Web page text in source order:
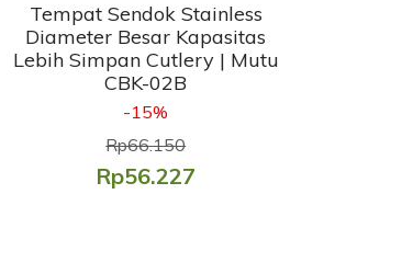
Tempat Sendok Stainless
Diameter Besar Kapasitas
Lebih Simpan Cutlery | Mutu
CBK-02B
-15%
Rp66.150
Rp56.227